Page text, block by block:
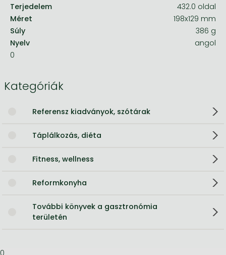
Terjedelem
432.0 oldal
Méret
198x129 mm
Súly
386 g
Nyelv
angol
0
Kategóriák
Referensz kiadványok, szótárak
Táplálkozás, diéta
Fitness, wellness
Reformkonyha
További könyvek a gasztronómia
területén
0